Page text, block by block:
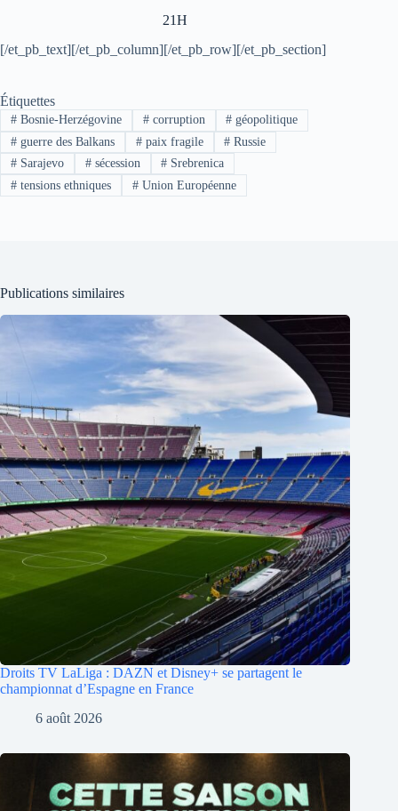
21H
[/et_pb_text][/et_pb_column][/et_pb_row][/et_pb_section]
Étiquettes
#Bosnie-Herzégovine #corruption # géopolitique
#guerre des Balkans #paix fragile # Russie
#Sarajevo #sécession # Srebrenica
#tensions ethniques #Union Européenne
Publications similaires
Droits TV LaLiga : DAZN et Disney+ se partagent le
championnat d’Espagne en France
6 août 2026